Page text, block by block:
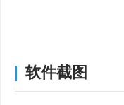
2.S4赛
软件截图